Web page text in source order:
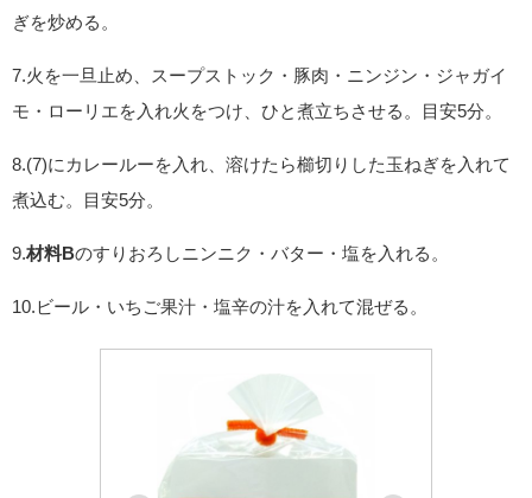
ぎを炒める。
7.火を一旦止め、スープストック・豚肉・ニンジン・ジャガイ
モ・ローリエを入れ火をつけ、ひと煮立ちさせる。目安5分。
8.(7)にカレールーを入れ、溶けたら櫛切りした玉ねぎを入れて
煮込む。目安5分。
9. 材料Bのすりおろしニンニク・バター・塩を入れる。
10.ビール・いちご果汁・塩辛の汁を入れて混ぜる。